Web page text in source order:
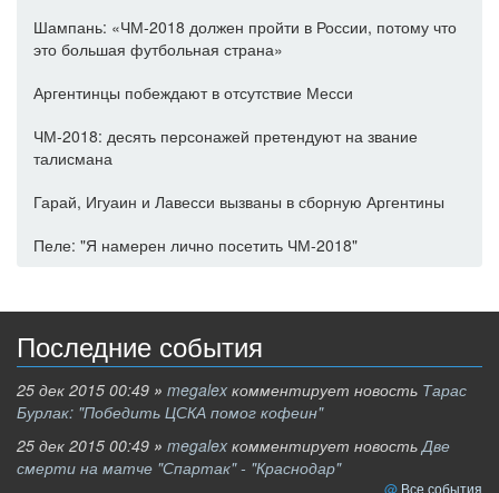
Шампань: «ЧМ-2018 должен пройти в России, потому что
это большая футбольная страна»
Аргентинцы побеждают в отсутствие Месси
ЧМ-2018: десять персонажей претендуют на звание
талисмана
Гарай, Игуаин и Лавесси вызваны в сборную Аргентины
Пеле: "Я намерен лично посетить ЧМ-2018"
Последние события
25 дек 2015 00:49 » megalex комментирует новость Тарас
Бурлак: "Победить ЦСКА помог кофеин"
25 дек 2015 00:49 » megalex комментирует новостьДве
смерти на матче "Спартак" - "Краснодар"
Все события